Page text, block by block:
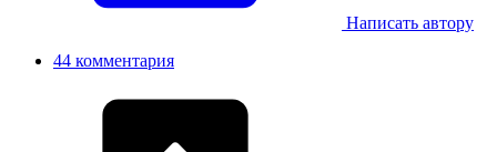
Написать автору
44 комментария